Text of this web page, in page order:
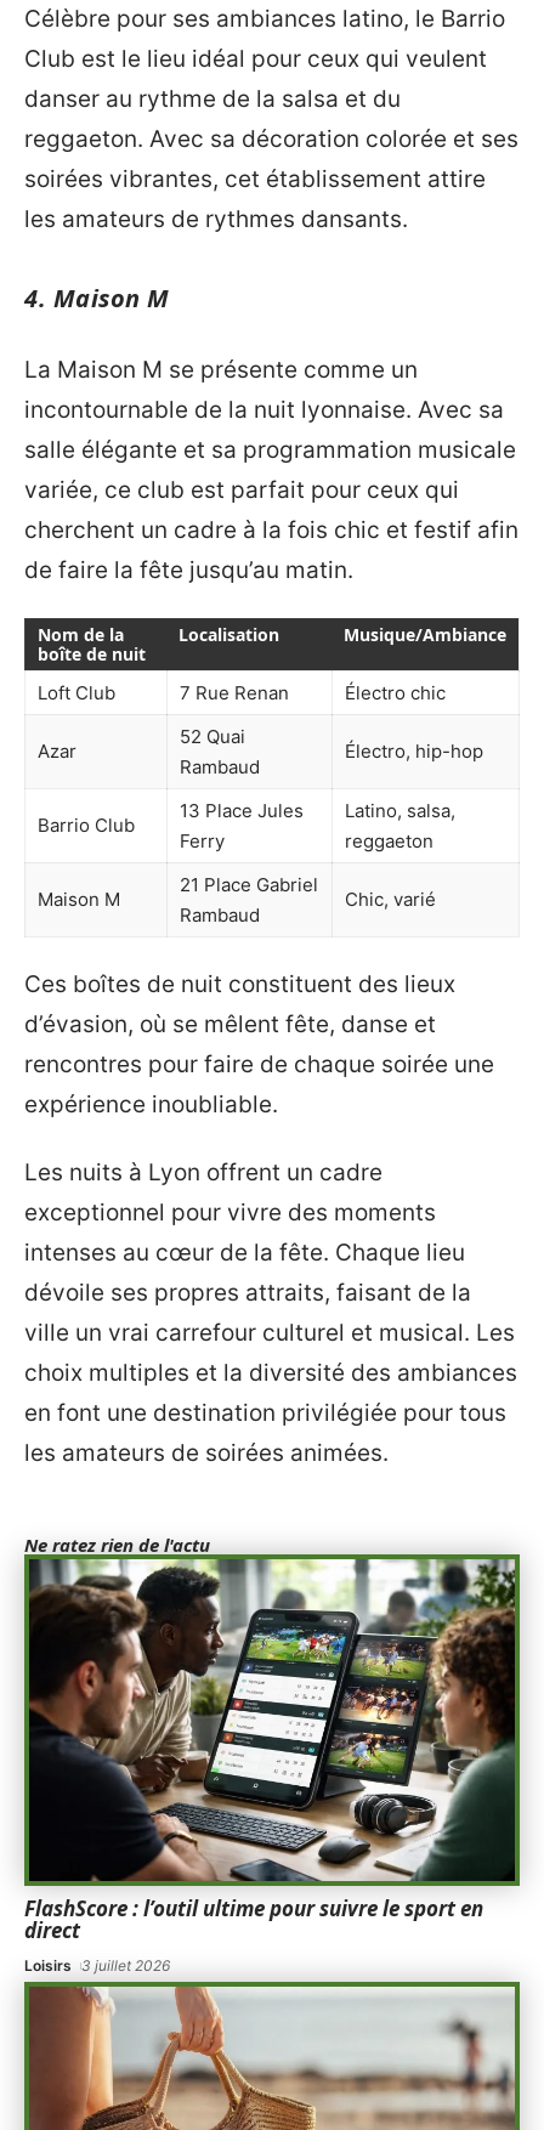
Célèbre pour ses ambiances latino, le Barrio
Club est le lieu idéal pour ceux qui veulent
danser au rythme de la salsa et du
reggaeton. Avec sa décoration colorée et ses
soirées vibrantes, cet établissement attire
les amateurs de rythmes dansants.
4. Maison M
La Maison M se présente comme un
incontournable de la nuit lyonnaise. Avec sa
salle élégante et sa programmation musicale
variée, ce club est parfait pour ceux qui
cherchent un cadre à la fois chic et festif afin
de faire la fête jusqu’au matin.
Nom de la
boîte de nuit
Localisation Musique/Ambiance
Loft Club 7 Rue Renan Électro chic
Azar
52 Quai
Rambaud
Électro, hip-hop
Barrio Club
13 Place Jules
Ferry
Latino, salsa,
reggaeton
Maison M
21 Place Gabriel
Rambaud
Chic, varié
Ces boîtes de nuit constituent des lieux
d’évasion, où se mêlent fête, danse et
rencontres pour faire de chaque soirée une
expérience inoubliable.
Les nuits à Lyon offrent un cadre
exceptionnel pour vivre des moments
intenses au cœur de la fête. Chaque lieu
dévoile ses propres attraits, faisant de la
ville un vrai carrefour culturel et musical. Les
choix multiples et la diversité des ambiances
en font une destination privilégiée pour tous
les amateurs de soirées animées.
Ne ratez rien de l'actu
FlashScore : l’outil ultime pour suivre le sport en
direct
Loisirs 3 juillet 2026